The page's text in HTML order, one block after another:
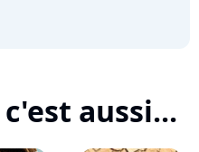
aussi...